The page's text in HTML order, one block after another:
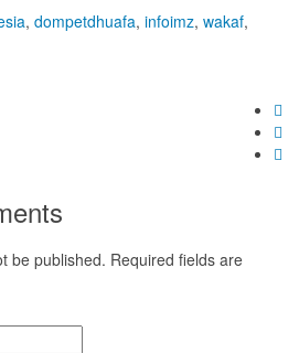
, dompetdhuafa, infoimz, wakaf,
be published. Required fields are